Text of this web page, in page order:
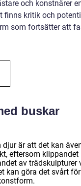
och konstnärer
finns kritik och
som fortsätter att
buskar
är att det kan
eftersom klippandet
av trädskulpturer
kan göra det svårt för